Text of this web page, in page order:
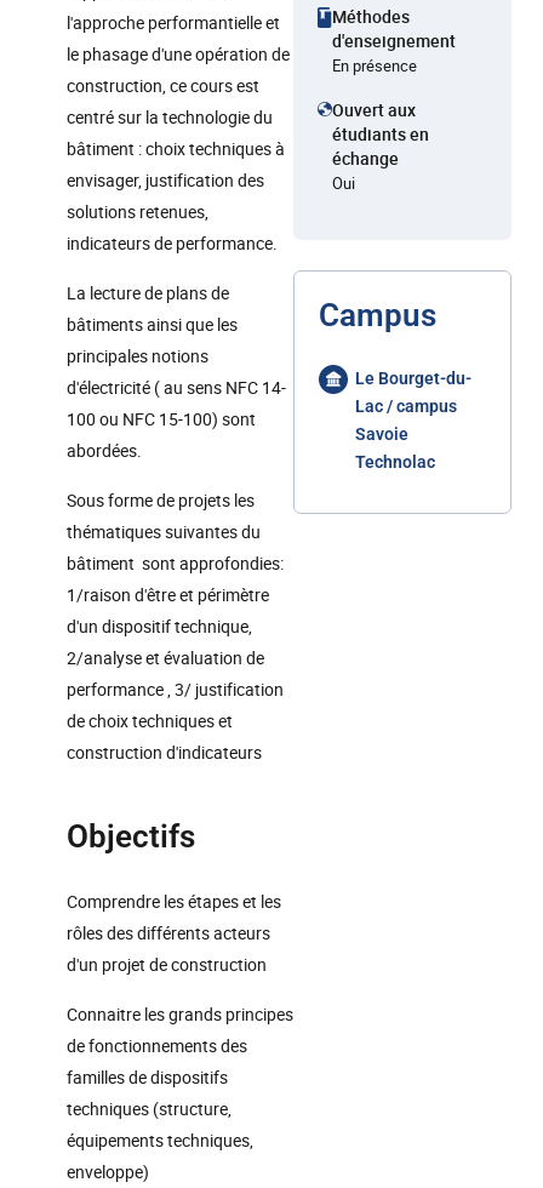
l'approche performantielle et
le phasage d'une opération de
construction, ce cours est
centré sur la technologie du
bâtiment : choix techniques à
envisager, justification des
solutions retenues,
indicateurs de performance.
La lecture de plans de
bâtiments ainsi que les
principales notions
d'électricité ( au sens NFC 14-
100 ou NFC 15-100) sont
abordées.
Sous forme de projets les
thématiques suivantes du
bâtiment sont approfondies:
1/raison d'être et périmètre
d'un dispositif technique,
2/analyse et évaluation de
performance , 3/ justification
de choix techniques et
construction d'indicateurs
Objectifs
Comprendre les étapes et les
rôles des différents acteurs
d'un projet de construction
Connaitre les grands principes
de fonctionnements des
familles de dispositifs
techniques (structure,
équipements techniques,
enveloppe)
Méthodes
d'enseignement
En présence
Ouvert aux
étudiants en
échange
Oui
Campus
Le Bourget-du-
Lac / campus
Savoie
Technolac